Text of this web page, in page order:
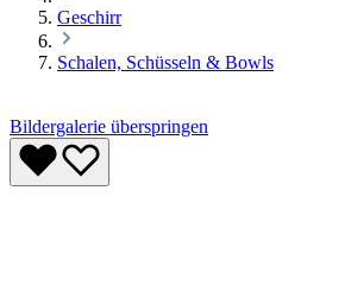
Geschirr
Schalen, Schüsseln & Bowls
Bildergalerie überspringen